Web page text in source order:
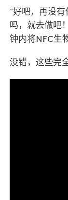
“好吧，再没
吗，就去做吧
钟内将NFC生
没错，这些完